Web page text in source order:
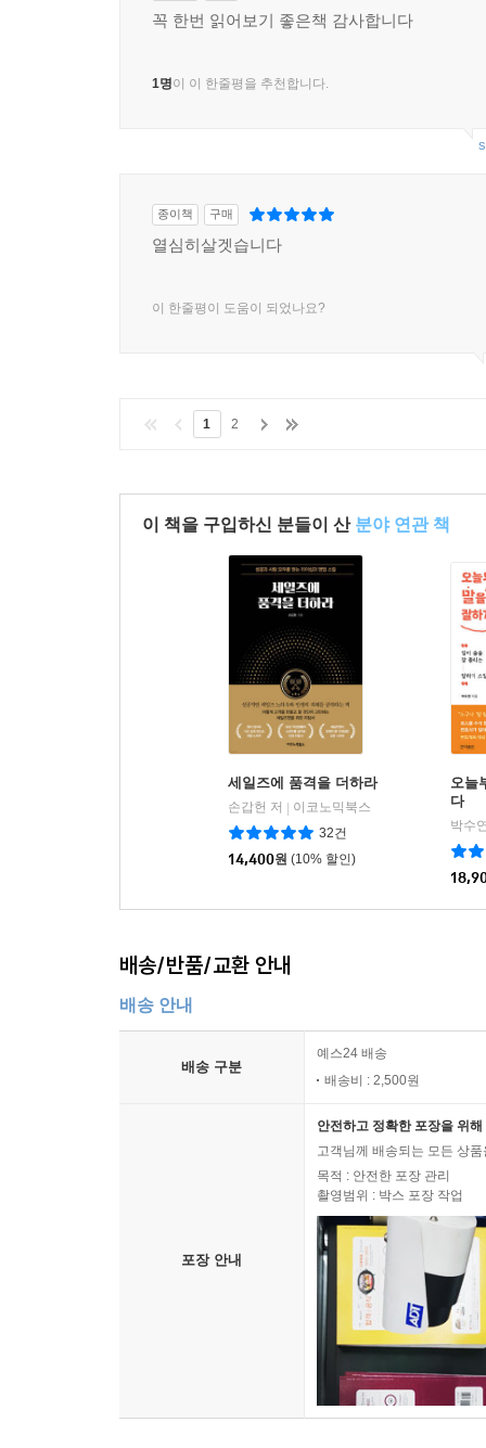
꼭 한번 읽어보기 좋은책 감사합니다
1명이 이 한줄평을 추천합니다.
종이책 구매
열심히살겟습니다
이 한줄평이 도움이 되었나요?
1 2
이 책을 구입하신 분들이 산 분야 연관 책
세일즈에 품격을 더하라
손갑헌 저
이코노믹북스
32건
14,400원 (10% 할인)
오늘
다
박수
배송/반품/교환 안내
배송 안내
배송 구분
예스24 배송
배송비 : 2,500원
포장 안내
안전하고 정확한 포장을 위
고객님께 배송되는 모든 상
목적 : 안전한 포장 관리
촬영범위 : 박스 포장 작업